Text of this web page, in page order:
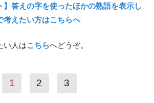
】答えの字を使ったほかの熟語を表示し
考えたい方はこちらへ
い人はこちらへどうぞ。
1 2 3